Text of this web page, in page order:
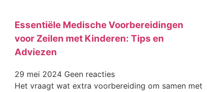
Essentiële Medische Voorbereidingen
voor Zeilen met Kinderen: Tips en
Adviezen
29 mei 2024 Geen reacties
Het vraagt wat extra voorbereiding om samen met